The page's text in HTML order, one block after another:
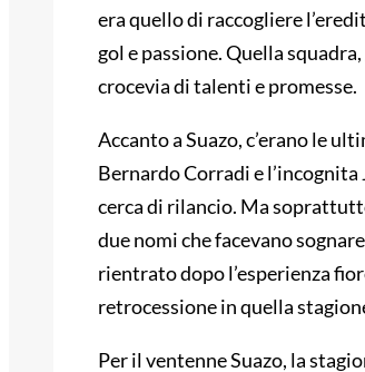
era quello di raccogliere
gol e passione. Quella
crocevia di talenti e promesse.
Accanto a Suazo, c’erano le
Bernardo Corradi e
cerca di rilancio. Ma
due nomi che facevano
rientrato dopo l’esperienza
retrocessione in quella
Per il ventenne Suazo, la